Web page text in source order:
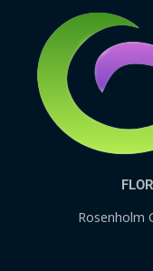
Rosenholm